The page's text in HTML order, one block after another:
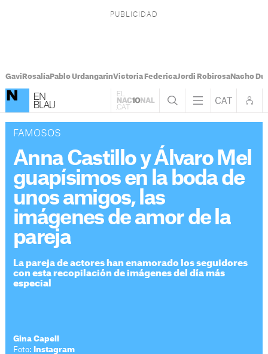
Gavi RosalíaPablo UrdangarinVictoria FedericaJordi RobirosaNacho
FAMOSOS
Anna Castillo y Álvaro Mel
guapísimos en la boda de
unos amigos, las
imágenes de amor de la
pareja
La pareja de actores han enamorado los seguidores
con esta recopilación de imágenes del día más
especial
Gina Capell
Foto:
Instagram